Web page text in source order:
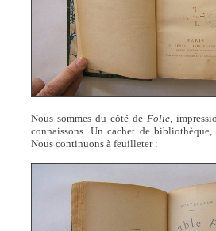
Nous sommes du côté de Folie,
connaissons. Un cachet de bibliothèque,
Nous continuons à feuilleter :